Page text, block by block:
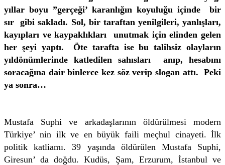
yıllar boyu ”gerçeği’ karanlığın koyuluğu içinde bir
sır gibi sakladı. Sol, bir taraftan yenilgileri, yanlışları,
kayıpları ve kaypaklıkları unutmak için elinden gelen
her şeyi yaptı. Öte tarafta ise bu talihsiz olayların
yıldönümlerinde katledilen sahısları anıp, hesabını
soracağına dair binlerce kez söz verip slogan attı. Peki
ya sonra…
Mustafa Suphi ve arkadaşlarının öldürülmesi modern
Türkiye’ nin ilk ve en büyük faili meçhul cinayeti. İlk
politik katliamı. 39 yaşında öldürülen Mustafa Suphi,
Giresun’ da doğdu. Kudüs, Şam, Erzurum, İstanbul ve